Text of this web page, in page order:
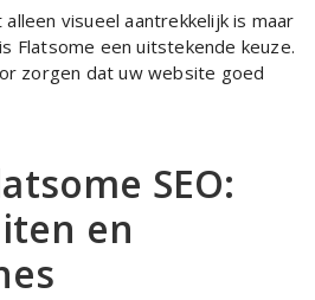
visueel aantrekkelijk is maar
Flatsome een uitstekende keuze.
zorgen dat uw website goed
SEO:
en